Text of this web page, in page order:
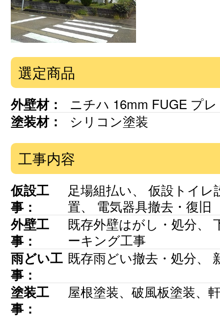
選定商品
外壁材：
ニチハ 16mm FUGE プ
塗装材：
シリコン塗装
工事内容
仮設工
事：
足場組払い、 仮設トイ
置、 電気器具撤去・復旧
外壁工
事：
既存外壁はがし・処分、
ーキング工事
雨どい工
事：
既存雨どい撤去・処分、
塗装工
事：
屋根塗装、破風板塗装、